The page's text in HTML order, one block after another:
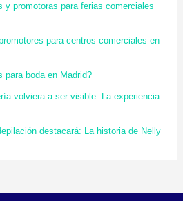
y promotoras para ferias comerciales
para centros comerciales en
para boda en Madrid?
volviera a ser visible: La experiencia
destacará: La historia de Nelly